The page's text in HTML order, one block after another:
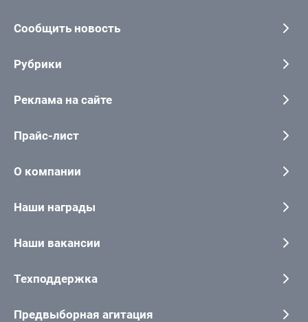
Сообщить новость
Рубрики
Реклама на сайте
Прайс-лист
О компании
Наши награды
Наши вакансии
Техподдержка
Предвыборная агитация